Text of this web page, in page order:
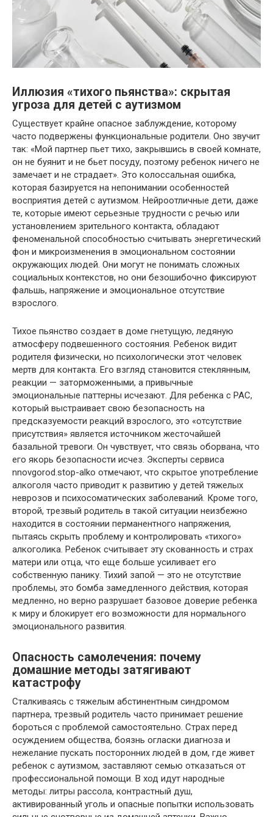
Иллюзия «тихого пьянства»: скрытая
угроза для детей с аутизмом
Существует крайне опасное заблуждение, которому
часто подвержены функциональные родители. Оно звучит
так: «Мой партнер пьет тихо, закрывшись в своей комнате,
он не буянит и не бьет посуду, поэтому ребенок ничего не
замечает и не страдает». Это колоссальная ошибка,
которая базируется на непонимании особенностей
восприятия детей с аутизмом. Нейроотличные дети, даже
те, которые имеют серьезные трудности с речью или
установлением зрительного контакта, обладают
феноменальной способностью считывать энергетический
фон и микроизменения в эмоциональном состоянии
окружающих людей. Они могут не понимать сложных
социальных контекстов, но они безошибочно фиксируют
фальшь, напряжение и эмоциональное отсутствие
взрослого.
Тихое пьянство создает в доме гнетущую, ледяную
атмосферу подвешенного состояния. Ребенок видит
родителя физически, но психологически этот человек
мертв для контакта. Его взгляд становится стеклянным,
реакции — заторможенными, а привычные
эмоциональные паттерны исчезают. Для ребенка с РАС,
который выстраивает свою безопасность на
предсказуемости реакций взрослого, это «отсутствие
присутствия» является источником жесточайшей
базальной тревоги. Он чувствует, что связь оборвана, что
его якорь безопасности исчез. Эксперты сервиса
nnovgorod.stop-alko отмечают, что скрытое употребление
алкоголя часто приводит к развитию у детей тяжелых
неврозов и психосоматических заболеваний. Кроме того,
второй, трезвый родитель в такой ситуации неизбежно
находится в состоянии перманентного напряжения,
пытаясь скрыть проблему и контролировать «тихого»
алкоголика. Ребенок считывает эту скованность и страх
матери или отца, что еще больше усиливает его
собственную панику. Тихий запой — это не отсутствие
проблемы, это бомба замедленного действия, которая
медленно, но верно разрушает базовое доверие ребенка
к миру и блокирует его возможности для нормального
эмоционального развития.
Опасность самолечения: почему
домашние методы затягивают
катастрофу
Сталкиваясь с тяжелым абстинентным синдромом
партнера, трезвый родитель часто принимает решение
бороться с проблемой самостоятельно. Страх перед
осуждением общества, боязнь огласки диагноза и
нежелание пускать посторонних людей в дом, где живет
ребенок с аутизмом, заставляют семью отказаться от
профессиональной помощи. В ход идут народные
методы: литры рассола, контрастный душ,
активированный уголь и опасные попытки использовать